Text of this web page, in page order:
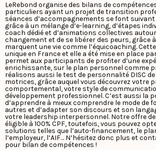
LeRebond organise des bilans de
particuliers ayant un projet de transition
séances d’accompagnements se font
grâce à un mélange d’e-learning, d’étapes
coach dédié et d’animations collectives
changement et de se libérer des peurs, grâce
marquent une vie comme l’équicoaching.
unique en France et elle a été mise en place
permet aux participants de profiter d’une
enrichissante, sur le plan personnel comme
réalisons aussi le test de personnalité DISC de
motrices, grâce auquel vous découvrez votre
comportemental, votre style de
développement professionnel. C’est aussi la
d’apprendre à mieux comprendre le mode de
autres et d’adapter son discours et son
votre leadership interpersonnel. Notre offre
éligible à 100% CPF, toutefois, vous pouvez
solutions telles que l’auto-financement, le
l’employeur, l’AIF… N’hésitez donc plus et
pour bilan de compétences !